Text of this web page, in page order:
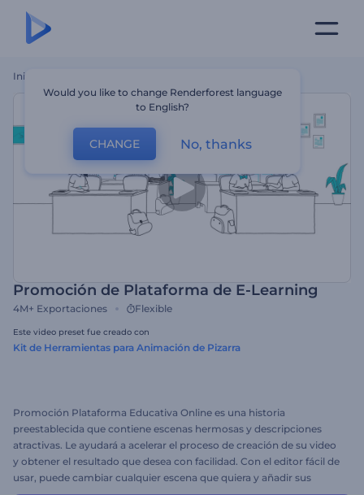
Inicio
Promoción de Plataforma de E-Learning
4M+ Exportaciones Flexible
Este video preset fue creado con
Kit de Herramientas para Animación de Pizarra
Promoción Plataforma Educativa Online es una historia
preestablecida que contiene escenas hermosas y descripciones
atractivas. Le ayudará a acelerar el proceso de creación de su video
y obtener el resultado que desea con facilidad. Con el editor fácil de
usar, puede cambiar cualquier escena que quiera y añadir sus
Would you like to change Renderforest language
to English?
CHANGE No, thanks